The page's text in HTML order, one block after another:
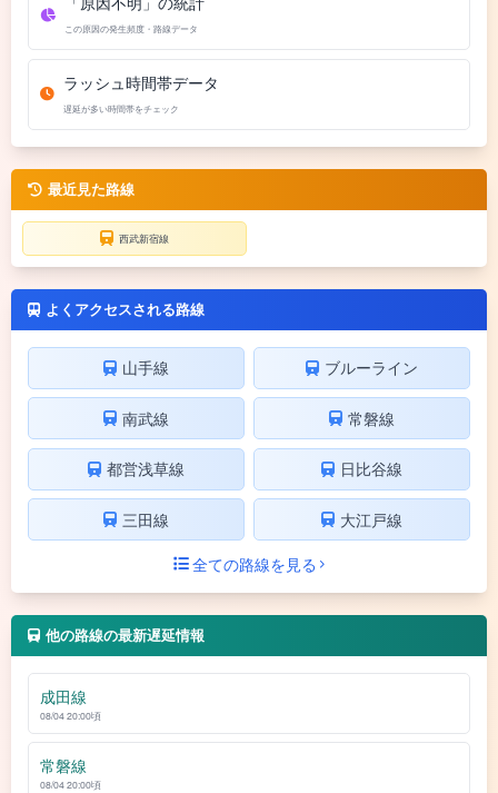
この原因の発生頻度・路線データ
ラッシュ時間帯データ
遅延が多い時間帯をチェック
最近見た路線
西武新宿線
よくアクセスされる路線
山手線 ブルーライン
南武線 常磐線
都営浅草線 日比谷線
三田線
大江戸線
全ての路線を見る
他の路線の最新遅延情報
成田線
08/04 20:00頃
常磐線
08/04 20:00頃